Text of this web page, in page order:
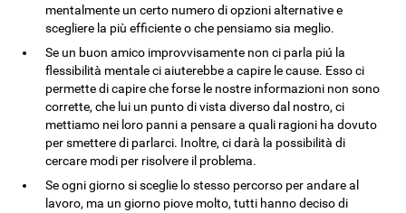
mentalmente un certo numero di opzioni alternative e
scegliere la più efficiente o che pensiamo sia meglio.
Se un buon amico improvvisamente non ci parla piú la
flessibilità mentale ci aiuterebbe a capire le cause. Esso ci
permette di capire che forse le nostre informazioni non sono
corrette, che lui un punto di vista diverso dal nostro, ci
mettiamo nei loro panni a pensare a quali ragioni ha dovuto
per smettere di parlarci. Inoltre, ci darà la possibilità di
cercare modi per risolvere il problema.
Se ogni giorno si sceglie lo stesso percorso per andare al
lavoro, ma un giorno piove molto, tutti hanno deciso di